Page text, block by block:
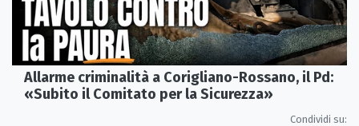
Allarme criminalità a Corigliano-Rossano, il Pd:
«Subito il Comitato per la Sicurezza»
Condividi su: